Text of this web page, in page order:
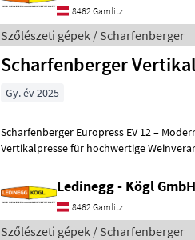
8462 Gamlitz
Szőlészeti gépek / Scharfenberger
Scharfenberger
Gy. év 2025
Scharfenberger Europress EV 12 –
Vertikalpresse für hochwertige Weinverarbeitung
Ledinegg - Kögl
8462 Gamlitz
Szőlészeti gépek / Scharfenberger